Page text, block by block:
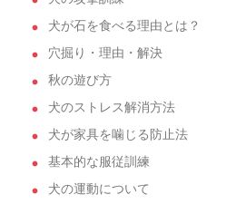
犬が石を食べる理由とは？
穴掘り・理由・解決
秋の遊び方
犬のストレス解消方法
犬が家具を噛じる防止法
基本的な服従訓練
犬の運動について